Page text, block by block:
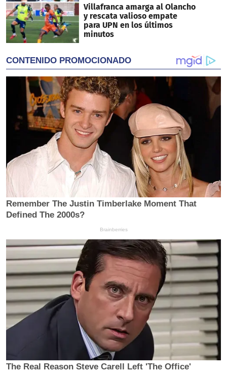
Villafranca amarga al Olancho
y rescata valioso empate
para UPN en los últimos
minutos